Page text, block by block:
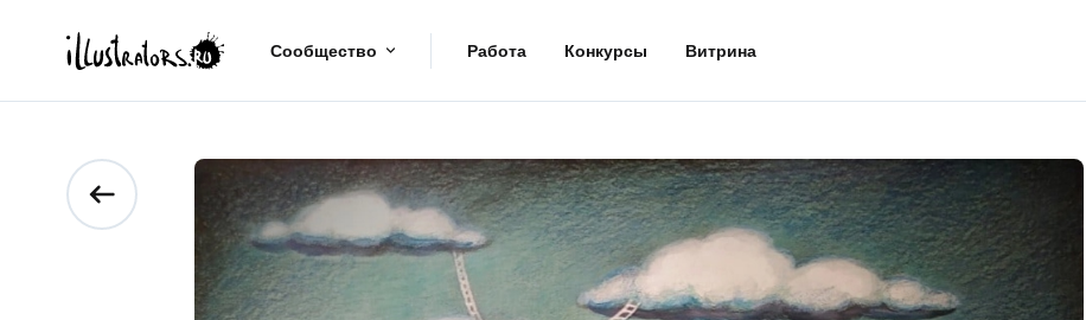
Сообщество Работа Конкурсы Витрина